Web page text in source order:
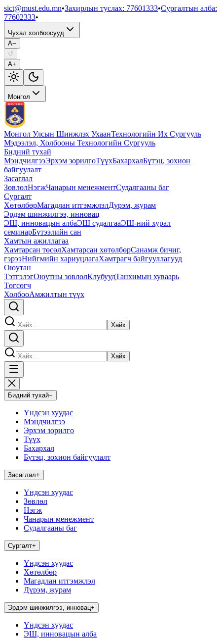
sict@must.edu.mn•Захирлын туслах: 77601333•Сургалтын алба:
77602333•
Чухал холбоосууд
A−
↺
A+
Монгол
Монгол Улсын Шинжлэх УхаанТехнологийн Их Сургууль
Мэдээлэл, Холбооны Технологийн Сургууль
Бидний тухай
МэндчилгээЭрхэм зорилгоТүүхБахархалБүтэц, зохион
байгуулалт
Засаглал
ЗөвлөлНэгжЧанарын менежментСудалгааны баг
Сургалт
ХөтөлбөрМагадлан итгэмжлэлДүрэм, журам
Эрдэм шинжилгээ, инновац
ЭШ, инновацын албаЭШ судалгааЭШ-ний хурал
семинарБүтээлийн сан
Хамтын ажиллагаа
Хамтарсан төсөлХамтарсан хөтөлбөрСанамж бичиг,
гэрээНийгмийн хариуцлагаХамтрагч байгууллагууд
Оюутан
ТэтгэлэгОюутны зөвлөлКлубуудТанхимын хуваарь
Төгсөгч
ХолбооАмжилтын түүх
Хайх
Хайх
Бидний тухай−
Үндсэн хуудас
Мэндчилгээ
Эрхэм зорилго
Түүх
Бахархал
Бүтэц, зохион байгуулалт
Засаглал+
Үндсэн хуудас
Зөвлөл
Нэгж
Чанарын менежмент
Судалгааны баг
Сургалт+
Үндсэн хуудас
Хөтөлбөр
Магадлан итгэмжлэл
Дүрэм, журам
Эрдэм шинжилгээ, инновац+
Үндсэн хуудас
ЭШ, инновацын алба